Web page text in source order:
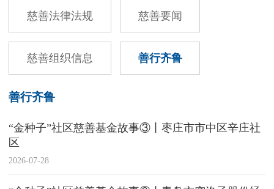
慈善法律法规 慈善要闻
慈善组织信息 善行齐鲁
善行齐鲁
“金种子”社区慈善基金故事③丨枣庄市市中区辛庄社
区
2026-07-28